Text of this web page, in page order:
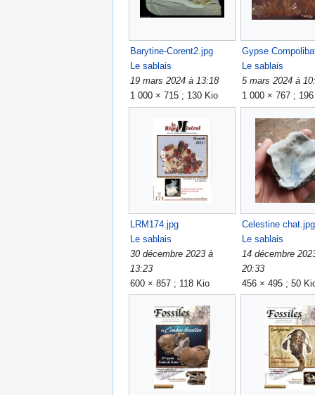
Barytine-Corent2.jpg
Le sablais
19 mars 2024 à 13:18
1 000 × 715 ; 130 Kio
Gypse
Le sablais
5 mars 2024 à
1 000 × 767 ;
LRM174.jpg
Le sablais
30 décembre 2023 à
13:23
600 × 857 ; 118 Kio
Celestine chat.jpg
Le sablais
14 décembre
20:33
456 × 495 ; 50